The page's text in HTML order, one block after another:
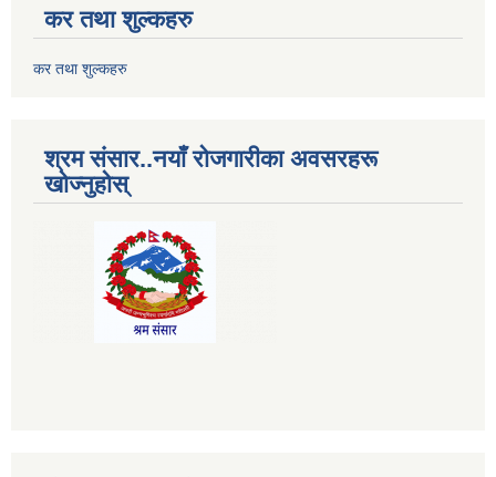
कर तथा शुल्कहरु
कर तथा शुल्कहरु
श्रम संसार..नयाँ रोजगारीका अवसरहरू
खोज्नुहोस्